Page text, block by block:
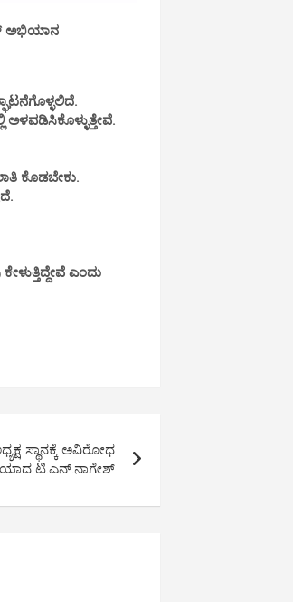
ಅಭಿಯಾನ
ಕೊಡಬೇಕು.
ಎಂದು
ಸ್ಥಾನಕ್ಕೆ ಅವಿರೋಧ
ಟಿ.ಎನ್.ನಾಗೇಶ್